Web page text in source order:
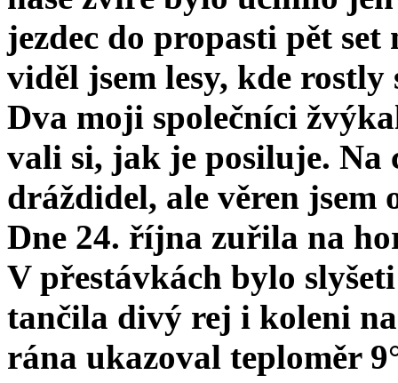
jezdec do propasti pět
viděl jsem lesy, kde
Dva moji společníci
vali si, jak je posiluje. Na
dráždidel, ale věren jsem
Dne 24. října zuřila na
V přestávkách bylo
tančila divý rej i koleni
rána ukazoval teploměr